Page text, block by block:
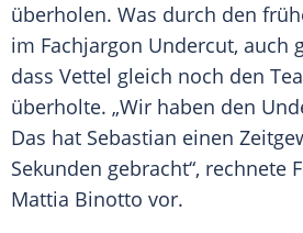
überholen. Was durch den
im Fachjargon Undercut, auch
dass Vettel gleich noch den
überholte. „Wir haben den
Das hat Sebastian einen
Sekunden gebracht“, rechnete
Mattia Binotto vor.